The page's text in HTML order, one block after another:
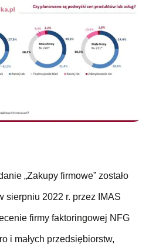
„Zakupy firmowe” zostało
sierpniu 2022 r. przez IMAS
firmy faktoringowej NFG
i małych przedsiębiorstw,